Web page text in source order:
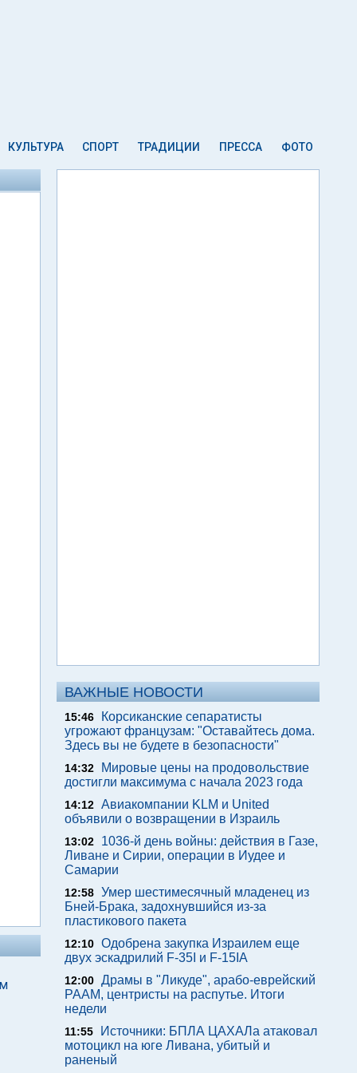
КУЛЬТУРА СПОРТ ТРАДИЦИИ ПРЕССА ФОТО
ВАЖНЫЕ НОВОСТИ
15:46
Корсиканские сепаратисты
угрожают французам: "Оставайтесь дома.
Здесь вы не будете в безопасности"
14:32
Мировые цены на продовольствие
достигли максимума с начала 2023 года
14:12 Авиакомпании KLM и United
объявили о возвращении в Израиль
13:02
1036-й день войны: действия в Газе,
Ливане и Сирии, операции в Иудее и
Самарии
12:58 Умер шестимесячный младенец из
Бней-Брака, задохнувшийся из-за
пластикового пакета
12:10 Одобрена закупка Израилем еще
двух эскадрилий F-35I и F-15IA
12:00 Драмы в "Ликуде", арабо-еврейский
РААМ, центристы на распутье. Итоги
недели
11:55
Источники: БПЛА ЦАХАЛа атаковал
мотоцикл на юге Ливана, убитый и
раненый